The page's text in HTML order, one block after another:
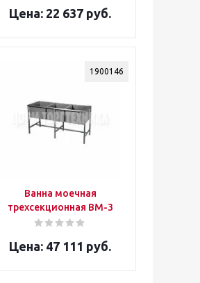
22 637 руб.
1900146
Ванна моечная
трехсекционная ВМ-3
47 111 руб.